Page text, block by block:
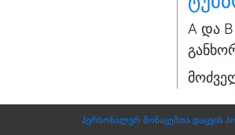
A და B
პერსონალურ მონაცემთა დაცვის